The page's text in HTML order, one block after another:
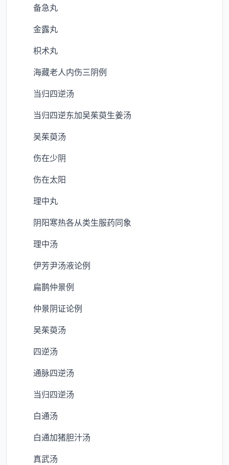
备急丸
金露丸
枳术丸
海藏老人内伤三阴例
当归四逆汤
当归四逆东加吴茱萸生姜汤
吴茱萸汤
伤在少阴
伤在太阳
理中丸
阴阳寒热各从类生服药同象
理中汤
伊芳尹汤液论例
扁鹊仲景例
仲景阴证论例
吴茱萸汤
四逆汤
通脉四逆汤
当归四逆汤
白通汤
白通加猪胆汁汤
真武汤